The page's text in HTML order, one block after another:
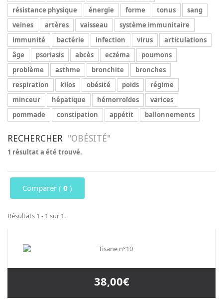
résistance physique
énergie forme tonus
sang
veines
artères vaisseau
système immunitaire
immunité
bactérie infection virus
articulations
âge
psoriasis abcès eczéma
poumons
problème
asthme bronchite
bronches
respiration
kilos obésité poids
régime
minceur
hépatique hémorroïdes
varices
pommade
constipation appétit ballonnements
RECHERCHER "OBÉSITÉ"
1 résultat a été trouvé.
Comparer ( 0 )
Résultats 1 - 1 sur 1.
38,00€